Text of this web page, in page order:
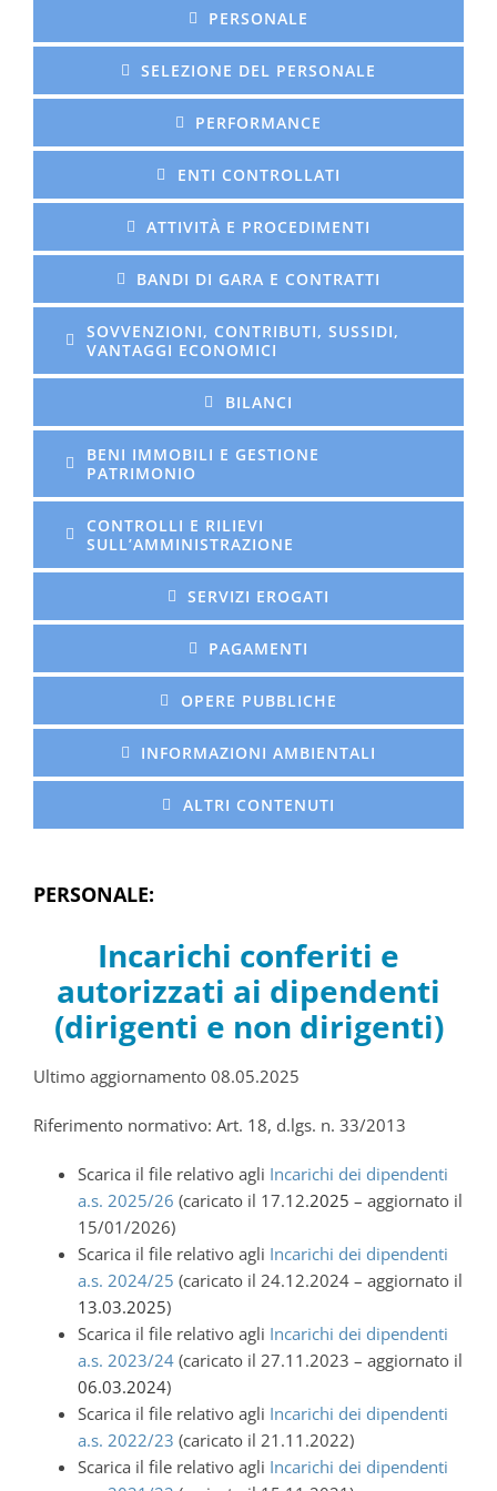
PERSONALE
SELEZIONE DEL PERSONALE
PERFORMANCE
ENTI CONTROLLATI
ATTIVITÀ E PROCEDIMENTI
BANDI DI GARA E CONTRATTI
SOVVENZIONI, CONTRIBUTI, SUSSIDI,
VANTAGGI ECONOMICI
BILANCI
BENI IMMOBILI E GESTIONE
PATRIMONIO
CONTROLLI E RILIEVI
SULL’AMMINISTRAZIONE
SERVIZI EROGATI
PAGAMENTI
OPERE PUBBLICHE
INFORMAZIONI AMBIENTALI
ALTRI CONTENUTI
PERSONALE:
Incarichi conferiti e
autorizzati ai dipendenti
(dirigenti e non dirigenti)
Ultimo aggiornamento 08.05.2025
Riferimento normativo: Art. 18, d.lgs. n. 33/2013
Scarica il file relativo agli Incarichi dei dipendenti
a.s. 2025/26 (caricato il 17.12.2025 – aggiornato il
15/01/2026)
Scarica il file relativo agli Incarichi dei dipendenti
a.s. 2024/25 (caricato il 24.12.2024 – aggiornato il
13.03.2025)
Scarica il file relativo agli Incarichi dei dipendenti
a.s. 2023/24 (caricato il 27.11.2023 – aggiornato il
06.03.2024)
Scarica il file relativo agli Incarichi dei dipendenti
a.s. 2022/23 (caricato il 21.11.2022)
Scarica il file relativo agli Incarichi dei dipendenti